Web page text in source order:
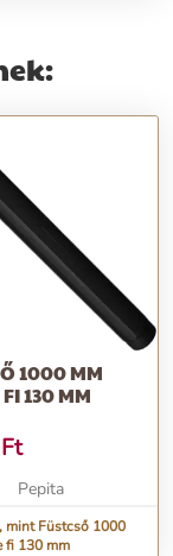
1000 MM
130 MM
Ft
Pepita
mint Füstcső 1000
fi 130 mm